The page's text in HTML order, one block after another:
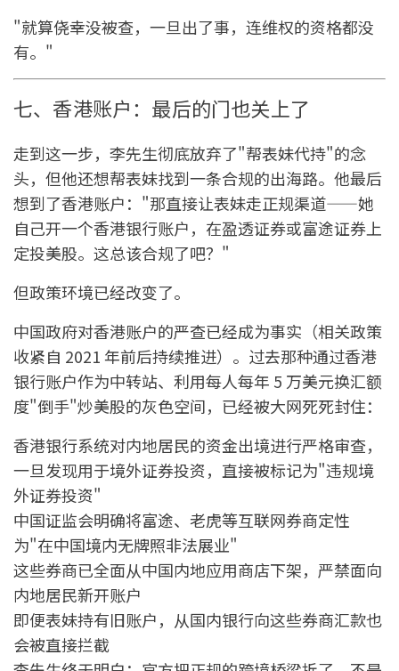
"就算侥幸没被查，一旦出了事，连维权的资格都没
有。"
七、香港账户：最后的门也关上了
走到这一步，李先生彻底放弃了"帮表妹代持"的念
头，但他还想帮表妹找到一条合规的出海路。他最后
想到了香港账户："那直接让表妹走正规渠道——她
自己开一个香港银行账户，在盈透证券或富途证券上
定投美股。这总该合规了吧？"
但政策环境已经改变了。
中国政府对香港账户的严查已经成为事实（相关政策
收紧自 2021 年前后持续推进）。过去那种通过香港
银行账户作为中转站、利用每人每年 5 万美元换汇额
度"倒手"炒美股的灰色空间，已经被大网死死封住：
香港银行系统对内地居民的资金出境进行严格审查，
一旦发现用于境外证券投资，直接被标记为"违规境
外证券投资"
中国证监会明确将富途、老虎等互联网券商定性
为"在中国境内无牌照非法展业"
这些券商已全面从中国内地应用商店下架，严禁面向
内地居民新开账户
即便表妹持有旧账户，从国内银行向这些券商汇款也
会被直接拦截